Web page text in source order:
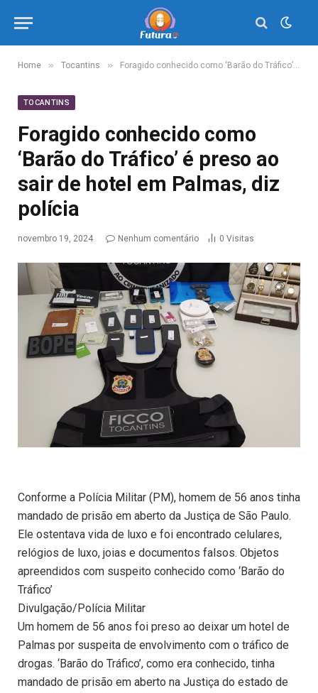
Home » Tocantins » Foragido conhecido como ‘Barão do Tráfico’ é preso ao sair de hotel em Palmas, diz polícia
TOCANTINS
Foragido conhecido como
‘Barão do Tráfico’ é preso ao
sair de hotel em Palmas, diz
polícia
novembro 19, 2024 Nenhum comentário 0 Visitas
Conforme a Polícia Militar (PM), homem de 56 anos tinha
mandado de prisão em aberto da Justiça de São Paulo.
Ele ostentava vida de luxo e foi encontrado celulares,
relógios de luxo, joias e documentos falsos. Objetos
apreendidos com suspeito conhecido como ‘Barão do
Tráfico’
Divulgação/Polícia Militar
Um homem de 56 anos foi preso ao deixar um hotel de
Palmas por suspeita de envolvimento com o tráfico de
drogas. ‘Barão do Tráfico’, como era conhecido, tinha
mandado de prisão em aberto na Justiça do estado de